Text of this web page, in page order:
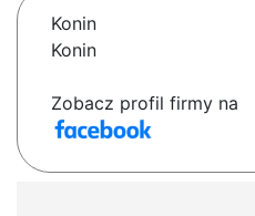
Konin
Konin
Zobacz profil firmy na